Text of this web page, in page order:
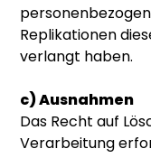
Replikationen
verlangt haben.
c) Ausnahmen
Das Recht auf
Verarbeitung